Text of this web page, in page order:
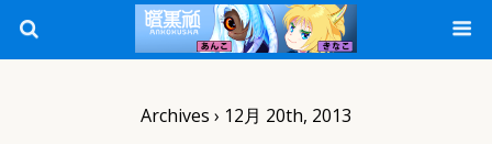
Archives › 12月 20th, 2013